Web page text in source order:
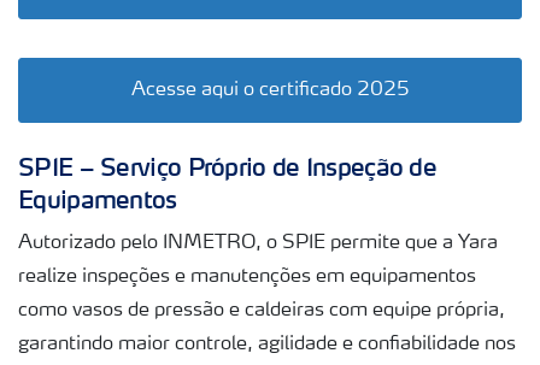
Acesse aqui o certificado 2025
SPIE – Serviço Próprio de Inspeção de
Equipamentos
Autorizado pelo INMETRO, o SPIE permite que a Yara
realize inspeções e manutenções em equipamentos
como vasos de pressão e caldeiras com equipe própria,
garantindo maior controle, agilidade e confiabilidade nos